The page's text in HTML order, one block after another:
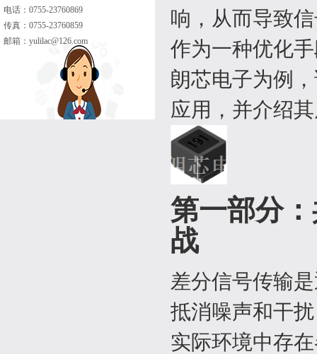
电话：0755-23760869
传真：0755-23760859
邮箱： yulilac@126.com
响，从而导致
作为一种优化
朗芯电子为例
应用，并介绍
第一部分
战
差分信号传输
抵消噪声和干
实际环境中存